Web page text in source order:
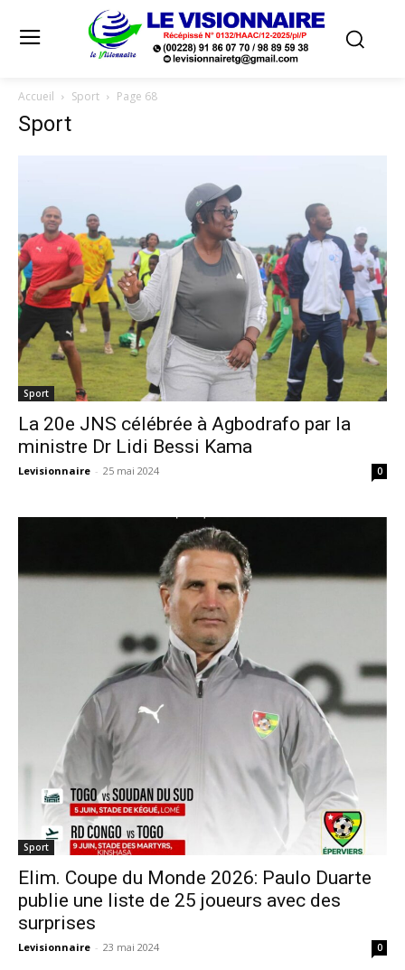
Accueil Sport Page 68
Sport
Sport
La 20e JNS célébrée à Agbodrafo par la
ministre Dr Lidi Bessi Kama
Levisionnaire - 25 mai 2024 0
Sport
Elim. Coupe du Monde 2026: Paulo Duarte
publie une liste de 25 joueurs avec des
surprises
Levisionnaire - 23 mai 2024 0